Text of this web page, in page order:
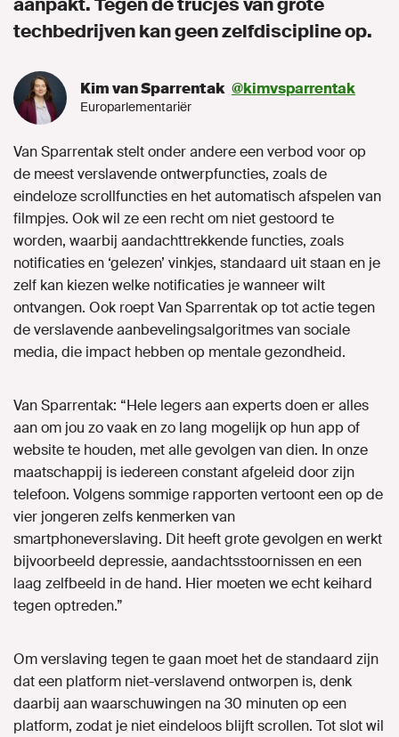
aanpakt. Tegen de trucjes van grote
techbedrijven kan geen zelfdiscipline op.
Kim van Sparrentak @kimvsparrentak
Europarlementariër
Van Sparrentak stelt onder andere een verbod voor op
de meest verslavende ontwerpfuncties, zoals de
eindeloze scrollfuncties en het automatisch afspelen van
filmpjes. Ook wil ze een recht om niet gestoord te
worden, waarbij aandachttrekkende functies, zoals
notificaties en ‘gelezen’ vinkjes, standaard uit staan en je
zelf kan kiezen welke notificaties je wanneer wilt
ontvangen. Ook roept Van Sparrentak op tot actie tegen
de verslavende aanbevelingsalgoritmes van sociale
media, die impact hebben op mentale gezondheid.
Van Sparrentak: “Hele legers aan experts doen er alles
aan om jou zo vaak en zo lang mogelijk op hun app of
website te houden, met alle gevolgen van dien. In onze
maatschappij is iedereen constant afgeleid door zijn
telefoon. Volgens sommige rapporten vertoont een op de
vier jongeren zelfs kenmerken van
smartphoneverslaving. Dit heeft grote gevolgen en werkt
bijvoorbeeld depressie, aandachtsstoornissen en een
laag zelfbeeld in de hand. Hier moeten we echt keihard
tegen optreden.”
Om verslaving tegen te gaan moet het de standaard zijn
dat een platform niet-verslavend ontworpen is, denk
daarbij aan waarschuwingen na 30 minuten op een
platform, zodat je niet eindeloos blijft scrollen. Tot slot wil